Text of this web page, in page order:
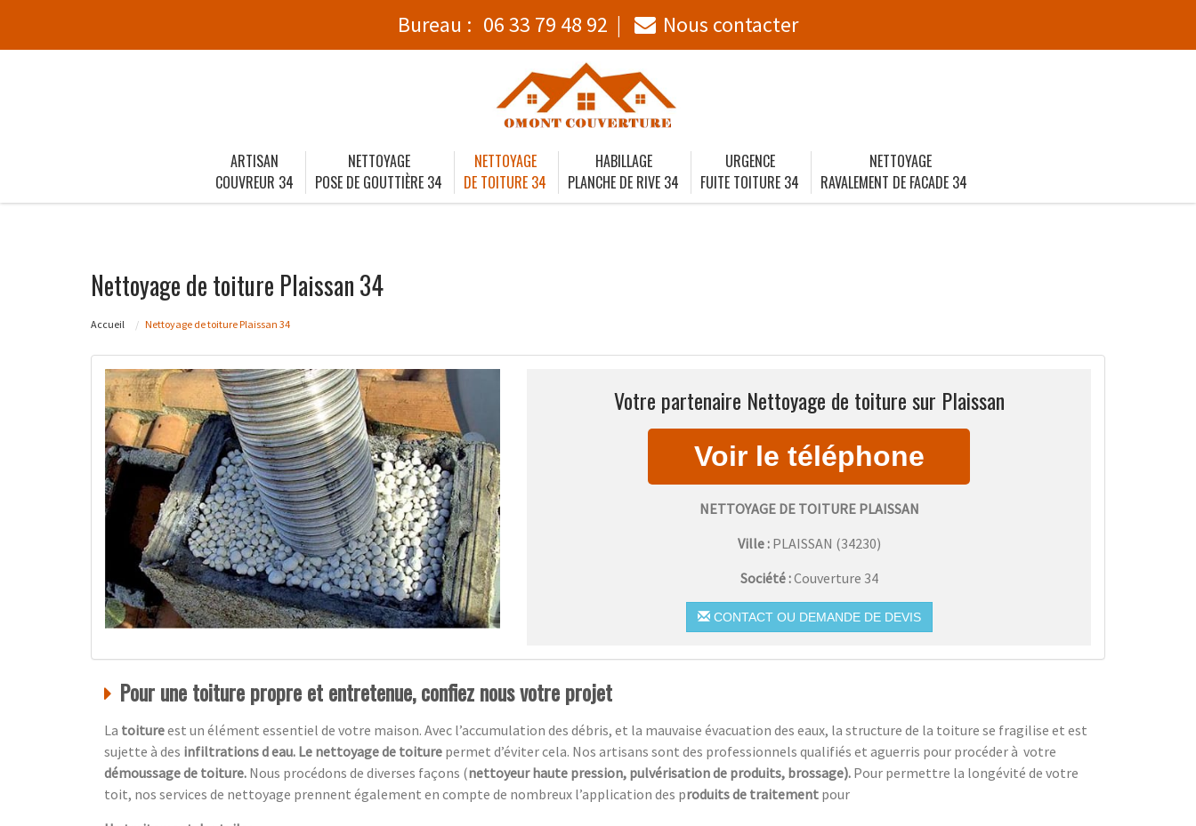
Bureau : 06 33 79 48 92 Nous contacter
ARTISAN
COUVREUR 34
NETTOYAGE
POSE DE GOUTTIÈRE 34
NETTOYAGE
DE TOITURE 34
HABILLAGE
PLANCHE DE RIVE 34
URGENCE
FUITE TOITURE 34
NETTOYAGE
RAVALEMENT DE FACADE 34
Nettoyage de toiture Plaissan 34
Accueil Nettoyage de toiture Plaissan 34
Votre partenaire Nettoyage de toiture sur Plaissan
NETTOYAGE DE TOITURE PLAISSAN
Ville : PLAISSAN (34230)
Société :Couverture 34
CONTACT OU DEMANDE DE DEVIS
Pour une toiture propre et entretenue, confiez nous votre projet
La toitureest un élément essentiel de votre maison. Avec l’accumulation des débris, et la mauvaise évacuation des eaux, la structure de la toiture se fragilise et est
sujette à des infiltrations d eau. Le nettoyage de toiture permet d’éviter cela. Nos artisans sont des professionnels qualifiés et aguerris pour procéder à votre
démoussage de toiture. Nous procédons de diverses façons (nettoyeur haute pression, pulvérisation de produits, brossage). Pour permettre la longévité de votre
toit, nos services de nettoyage prennent également en compte de nombreux l’application des produits de traitement pour